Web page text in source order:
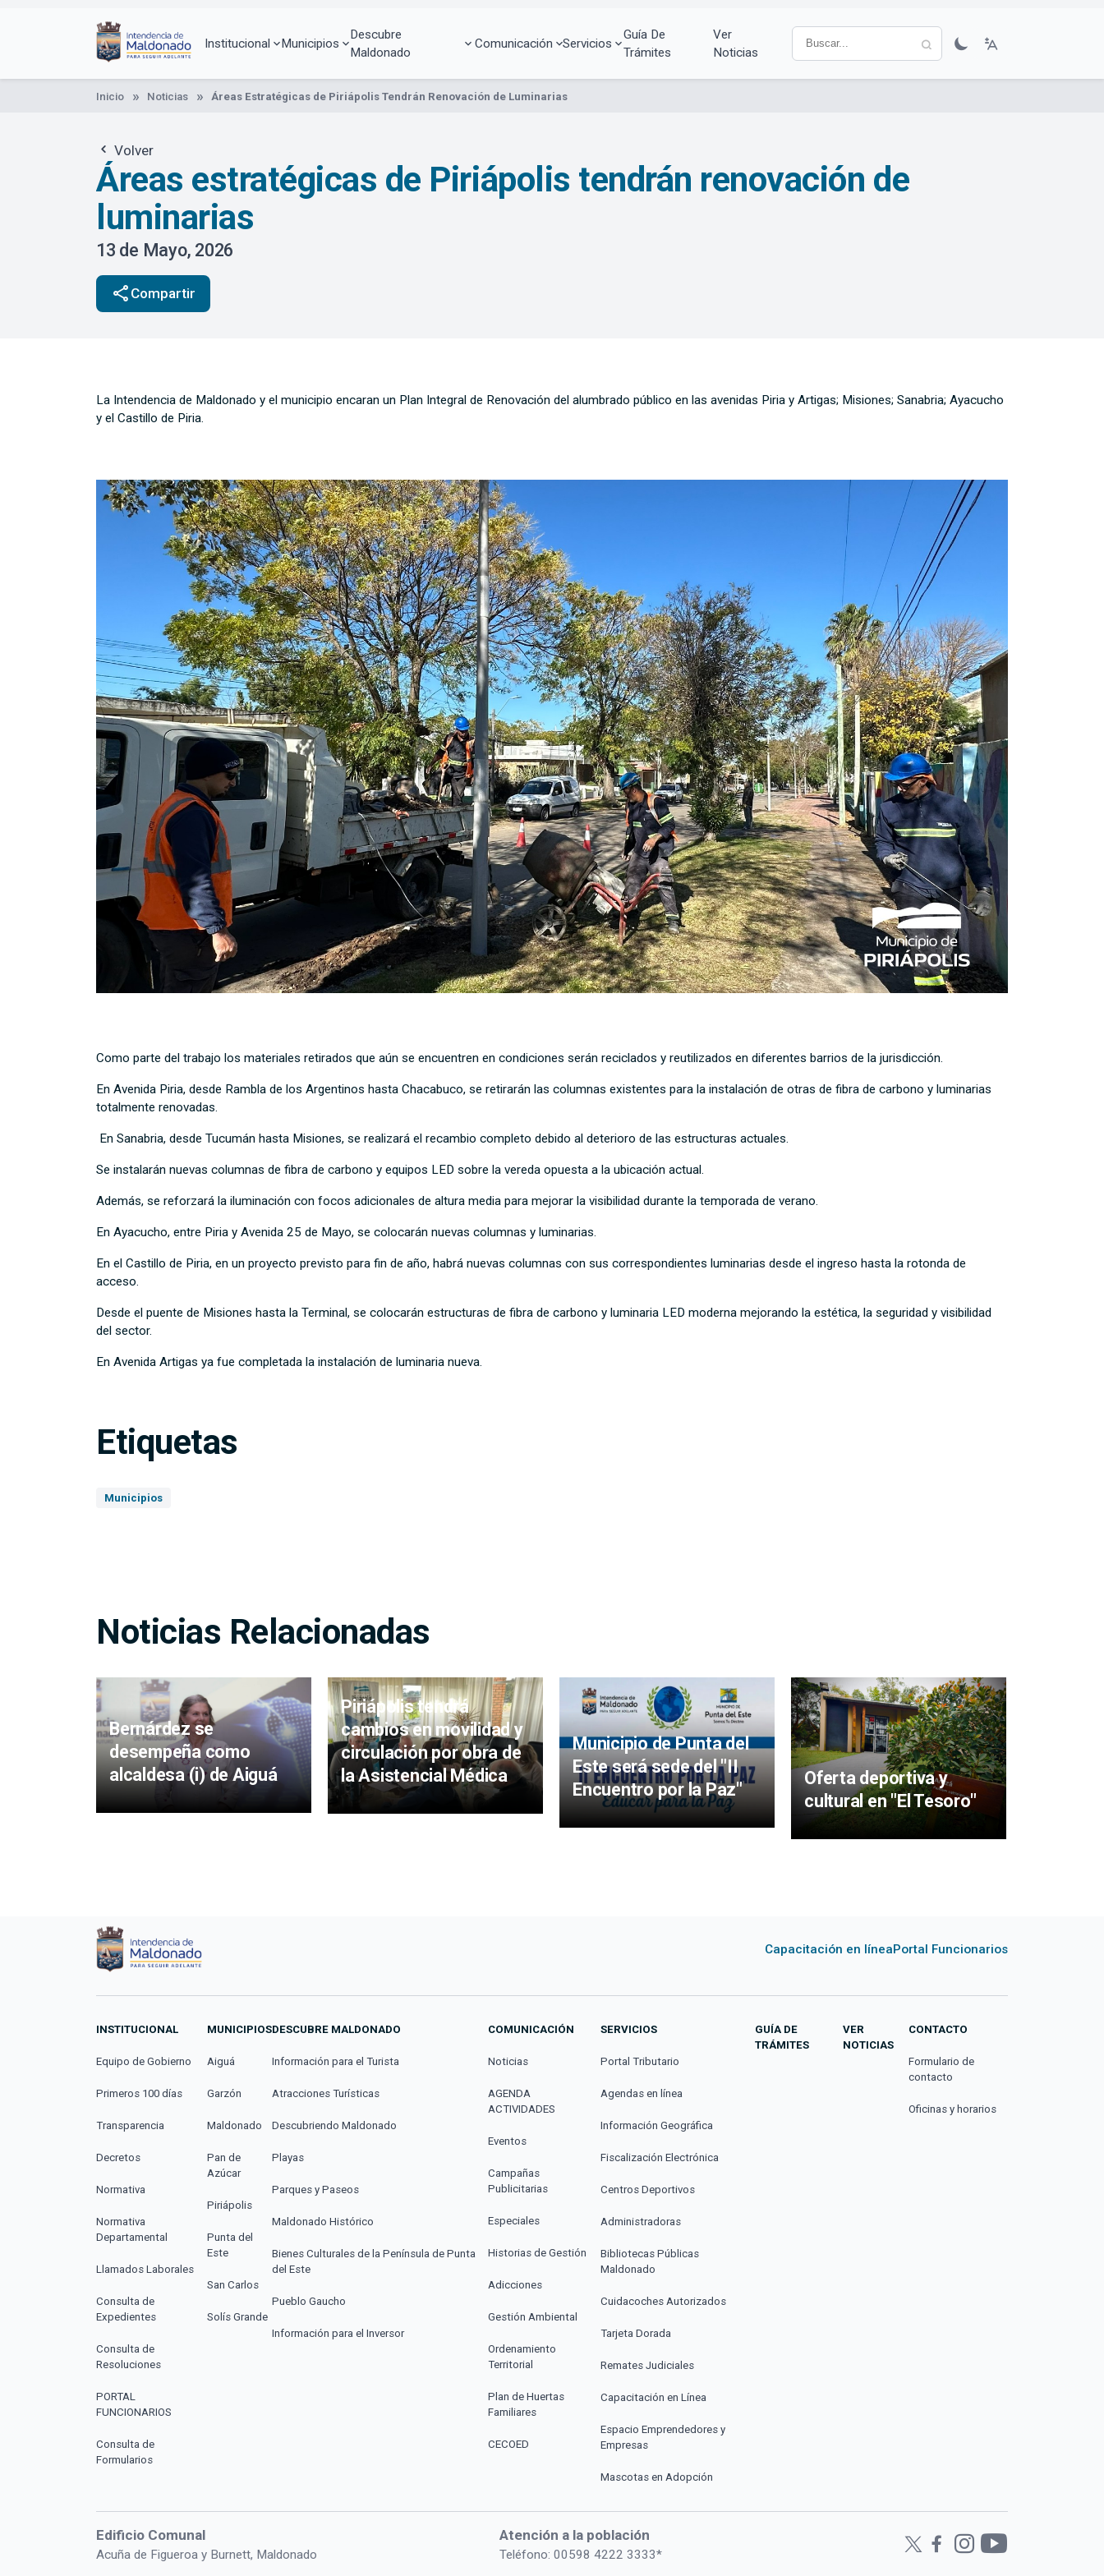
Institucional Municipios
Descubre
Maldonado
Comunicación Servicios
Guía De
Trámites
Ver
Noticias
Inicio Noticias Áreas Estratégicas de Piriápolis Tendrán Renovación de Luminarias
Volver
Áreas estratégicas de Piriápolis tendrán renovación de
luminarias
13 de Mayo, 2026
share Compartir
La Intendencia de Maldonado y el municipio encaran un Plan Integral de Renovación del alumbrado público en las avenidas Piria y Artigas; Misiones; Sanabria; Ayacucho
y el Castillo de Piria.
Como parte del trabajo los materiales retirados que aún se encuentren en condiciones serán reciclados y reutilizados en diferentes barrios de la jurisdicción.
En Avenida Piria, desde Rambla de los Argentinos hasta Chacabuco, se retirarán las columnas existentes para la instalación de otras de fibra de carbono y luminarias
totalmente renovadas.
En Sanabria, desde Tucumán hasta Misiones, se realizará el recambio completo debido al deterioro de las estructuras actuales.
Se instalarán nuevas columnas de fibra de carbono y equipos LED sobre la vereda opuesta a la ubicación actual.
Además, se reforzará la iluminación con focos adicionales de altura media para mejorar la visibilidad durante la temporada de verano.
En Ayacucho, entre Piria y Avenida 25 de Mayo, se colocarán nuevas columnas y luminarias.
En el Castillo de Piria, en un proyecto previsto para fin de año, habrá nuevas columnas con sus correspondientes luminarias desde el ingreso hasta la rotonda de
acceso.
Desde el puente de Misiones hasta la Terminal, se colocarán estructuras de fibra de carbono y luminaria LED moderna mejorando la estética, la seguridad y visibilidad
del sector.
En Avenida Artigas ya fue completada la instalación de luminaria nueva.
Etiquetas
Municipios
Noticias Relacionadas
Bernárdez se
desempeña como
alcaldesa (i) de Aiguá
Piriápolis tendrá
cambios en movilidad y
circulación por obra de
la Asistencial Médica
Municipio de Punta del
Este será sede del "II
Encuentro por la Paz"
Oferta deportiva y
cultural en "El Tesoro"
Capacitación en líneaPortal Funcionarios
INSTITUCIONAL
Equipo de Gobierno
Primeros 100 días
Transparencia
Decretos
Normativa
Normativa
Departamental
Llamados Laborales
Consulta de
Expedientes
Consulta de
Resoluciones
PORTAL
FUNCIONARIOS
Consulta de
Formularios
MUNICIPIOS
Aiguá
Garzón
Maldonado
Pan de
Azúcar
Piriápolis
Punta del
Este
San Carlos
Solís Grande
DESCUBRE MALDONADO
Información para el Turista
Atracciones Turísticas
Descubriendo Maldonado
Playas
Parques y Paseos
Maldonado Histórico
Bienes Culturales de la Península de Punta
del Este
Pueblo Gaucho
Información para el Inversor
COMUNICACIÓN
Noticias
AGENDA
ACTIVIDADES
Eventos
Campañas
Publicitarias
Especiales
Historias de Gestión
Adicciones
Gestión Ambiental
Ordenamiento
Territorial
Plan de Huertas
Familiares
CECOED
SERVICIOS
Portal Tributario
Agendas en línea
Información Geográfica
Fiscalización Electrónica
Centros Deportivos
Administradoras
Bibliotecas Públicas
Maldonado
Cuidacoches Autorizados
Tarjeta Dorada
Remates Judiciales
Capacitación en Línea
Espacio Emprendedores y
Empresas
Mascotas en Adopción
GUÍA DE
TRÁMITES
VER
NOTICIAS
CONTACTO
Formulario de
contacto
Oficinas y horarios
Edificio Comunal
Acuña de Figueroa y Burnett, Maldonado
Atención a la población
Teléfono: 00598 4222 3333*